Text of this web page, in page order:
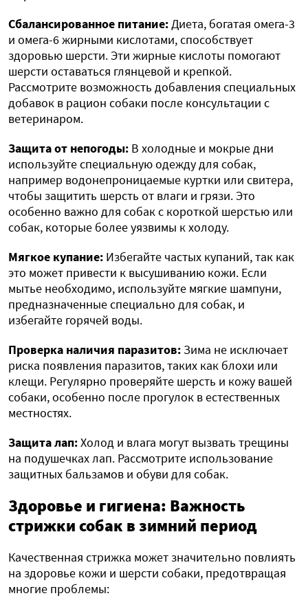
Сбалансированное питание: Диета, богатая омега-3
и омега-6 жирными кислотами, способствует
здоровью шерсти. Эти жирные кислоты помогают
шерсти оставаться глянцевой и крепкой.
Рассмотрите возможность добавления специальных
добавок в рацион собаки после консультации с
ветеринаром.
Защита от непогоды: В холодные и мокрые дни
используйте специальную одежду для собак,
например водонепроницаемые куртки или свитера,
чтобы защитить шерсть от влаги и грязи. Это
особенно важно для собак с короткой шерстью или
собак, которые более уязвимы к холоду.
Мягкое купание: Избегайте частых купаний, так как
это может привести к высушиванию кожи. Если
мытье необходимо, используйте мягкие шампуни,
предназначенные специально для собак, и
избегайте горячей воды.
Проверка наличия паразитов: Зима не исключает
риска появления паразитов, таких как блохи или
клещи. Регулярно проверяйте шерсть и кожу вашей
собаки, особенно после прогулок в естественных
местностях.
Защита лап:Холод и влага могут вызвать трещины
на подушечках лап. Рассмотрите использование
защитных бальзамов и обуви для собак.
Здоровье и гигиена: Важность
стрижки собак в зимний период
Качественная стрижка может значительно повлиять
на здоровье кожи и шерсти собаки, предотвращая
многие проблемы: